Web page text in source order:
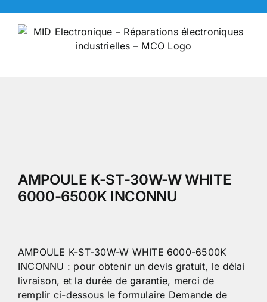
content
AMPOULE K-ST-30W-W WHITE
6000-6500K INCONNU
AMPOULE K-ST-30W-W WHITE 6000-6500K
INCONNU : pour obtenir un devis gratuit, le délai
livraison, et la durée de garantie, merci de
remplir ci-dessous le formulaire Demande de